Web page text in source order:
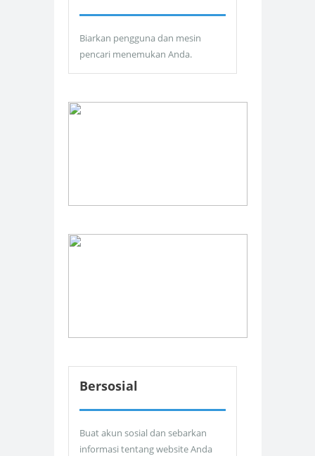
Biarkan pengguna dan mesin
pencari menemukan Anda.
Bersosial
Buat akun sosial dan sebarkan
informasi tentang website Anda